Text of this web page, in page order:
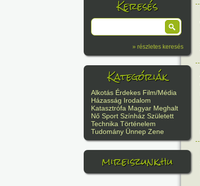
Keresés
» részletes keresés
Kategóriák
Alkotás Érdekes Film/Média
Házasság Irodalom
Katasztrófa Magyar Meghalt
Nő Sport Színház Született
Technika Történelem
Tudomány Ünnep Zene
mireiszunk.hu